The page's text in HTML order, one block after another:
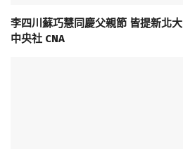
李四川蘇巧慧同慶父親節 皆提新北
中央社 CNA